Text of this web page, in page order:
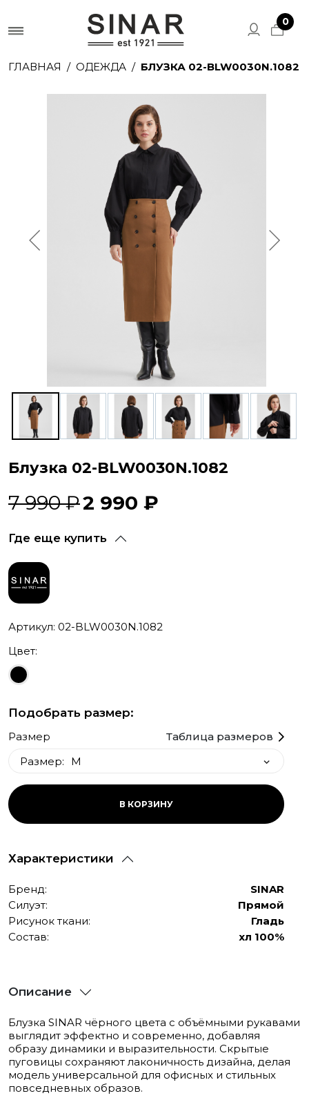
0
ГЛАВНАЯ ОДЕЖДА БЛУЗКА 02-BLW0030N.1082
Блузка 02-BLW0030N.1082
7 990 ₽2 990 ₽
Где еще купить
Артикул: 02-BLW0030N.1082
Цвет:
Подобрать размер:
Размер
Таблица размеров
Размер:
M
XL
В КОРЗИНУ
Характеристики
Бренд:
SINAR
Силуэт:
Прямой
Рисунок ткани:
Гладь
Состав:
хл 100%
Описание
Блузка SINAR чёрного цвета с объёмными рукавами
выглядит эффектно и современно, добавляя
образу динамики и выразительности. Скрытые
пуговицы сохраняют лаконичность дизайна, делая
модель универсальной для офисных и стильных
повседневных образов.